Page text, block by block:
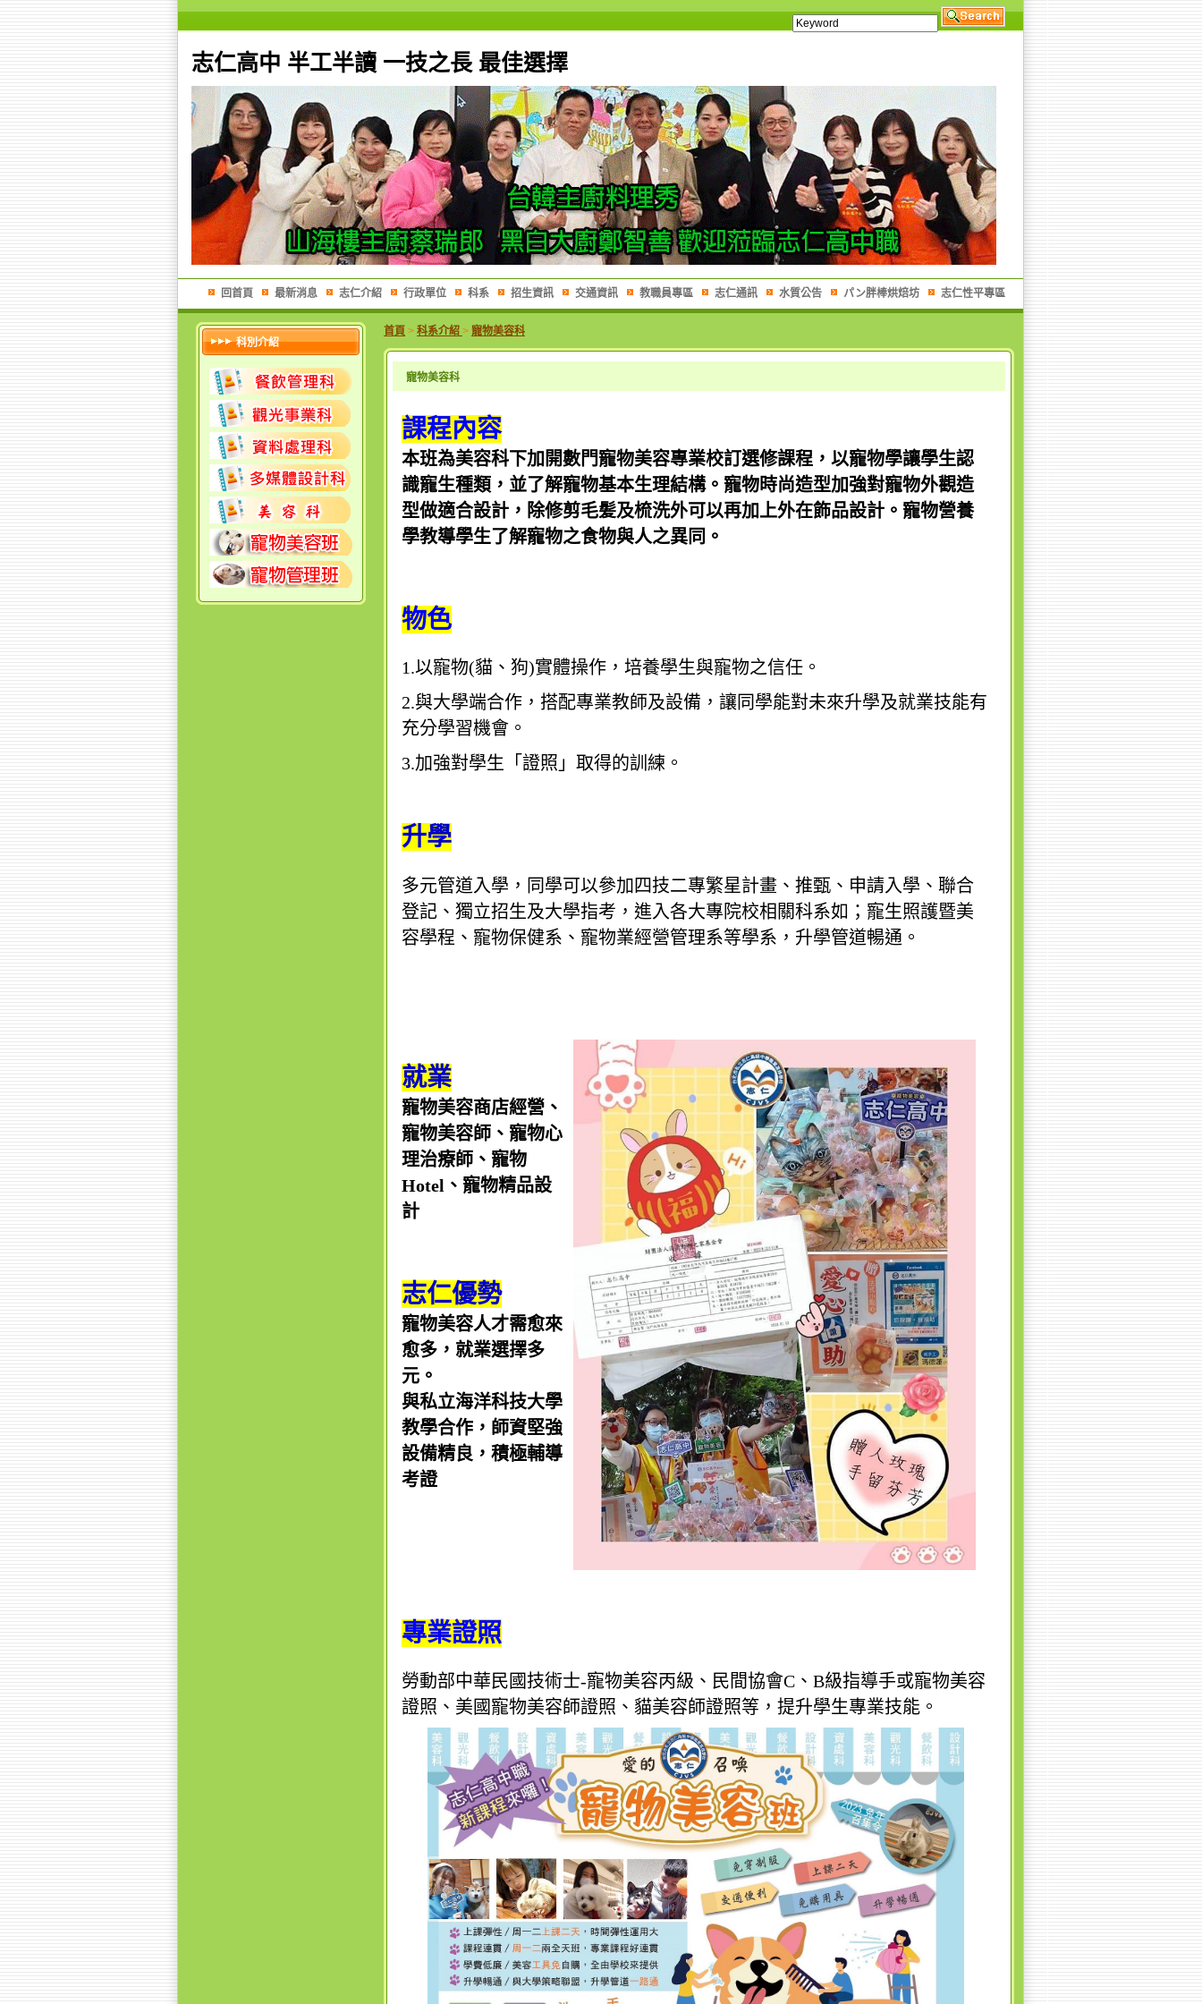
志仁高中 半工半讀 一技之長 最佳選擇
回首頁 最新消息 志仁介紹 行政單位 科系 招生資訊 交通資訊 教職員專區 志仁通訊 水質公告 パン胖棒烘焙坊 志仁性平專區
科別介紹
首頁 > 科系介紹 > 寵物美容科
寵物美容科
課程內容
本班為美容科下加開數門寵物美容專業校訂選修課程，以寵物學讓學生認
識寵生種類，並了解寵物基本生理結構。寵物時尚造型加強對寵物外觀造
型做適合設計，除修剪毛髪及梳洗外可以再加上外在飾品設計。寵物營養
學教導學生了解寵物之食物與人之異同。
物色
1.以寵物(貓、狗)實體操作，培養學生與寵物之信任。
2.與大學端合作，搭配專業教師及設備，讓同學能對未來升學及就業技能有
充分學習機會。
3.加強對學生「證照」取得的訓練。
升學
多元管道入學，同學可以參加四技二專繁星計畫、推甄、申請入學、聯合
登記、獨立招生及大學指考，進入各大專院校相關科系如；寵生照護暨美
容學程、寵物保健系、寵物業經營管理系等學系，升學管道暢通。
就業
寵物美容商店經營、
寵物美容師、寵物心
理治療師、寵物
Hotel、寵物精品設
計
志仁優勢
寵物美容人才需愈來
愈多，就業選擇多
元。
與私立海洋科技大學
教學合作，師資堅強
設備精良，積極輔導
考證
專業證照
勞動部中華民國技術士-寵物美容丙級、民間協會C、B級指導手或寵物美容
證照、美國寵物美容師證照、貓美容師證照等 ，提升學生專業技能。